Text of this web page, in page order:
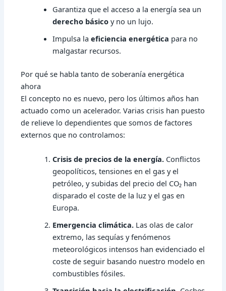
Garantiza que el acceso a la energía sea un
derecho básico y no un lujo.
Impulsa laeficiencia energética para no
malgastar recursos.
Por qué se habla tanto de soberanía energética
ahora
El concepto no es nuevo, pero los últimos años han
actuado como un acelerador. Varias crisis han puesto
de relieve lo dependientes que somos de factores
externos que no controlamos:
Crisis de precios de la energía. Conflictos
geopolíticos, tensiones en el gas y el
petróleo, y subidas del precio del CO₂ han
disparado el coste de la luz y el gas en
Europa.
Emergencia climática. Las olas de calor
extremo, las sequías y fenómenos
meteorológicos intensos han evidenciado el
coste de seguir basando nuestro modelo en
combustibles fósiles.